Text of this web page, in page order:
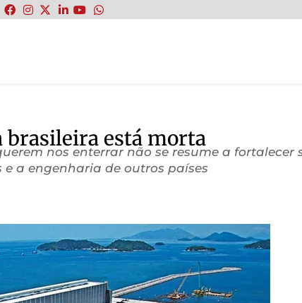
brasileira está morta
nos enterrar não se resume a
a engenharia de outros países